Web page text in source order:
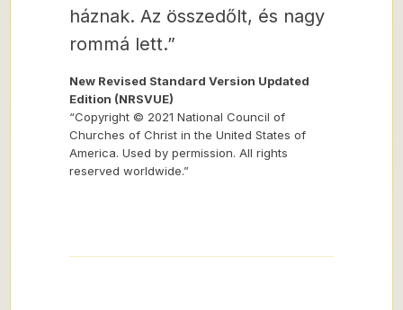
háznak. Az összedőlt, és nagy
rommá lett.”
New Revised Standard Version Updated
Edition (NRSVUE)
“Copyright © 2021 National Council of
Churches of Christ in the United States of
America. Used by permission. All rights
reserved worldwide.”